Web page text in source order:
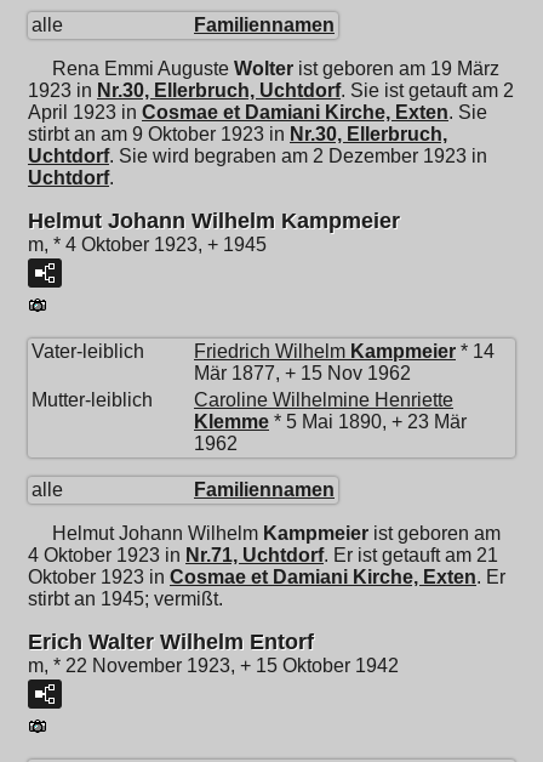
alle Familiennamen
Rena Emmi Auguste Wolter ist geboren am 19 März
1923 in Nr.30, Ellerbruch, Uchtdorf. Sie ist getauft am 2
April 1923 in Cosmae et Damiani Kirche, Exten. Sie
stirbt an am 9 Oktober 1923 in Nr.30, Ellerbruch,
Uchtdorf. Sie wird begraben am 2 Dezember 1923 in
Uchtdorf.
Helmut Johann Wilhelm Kampmeier
m, * 4 Oktober 1923, + 1945
Vater-leiblich Friedrich Wilhelm Kampmeier * 14
Mär 1877, + 15 Nov 1962
Mutter-leiblich
Caroline Wilhelmine Henriette
Klemme * 5 Mai 1890, + 23 Mär
1962
alle Familiennamen
Helmut Johann Wilhelm Kampmeier ist geboren am
4 Oktober 1923 in Nr.71, Uchtdorf. Er ist getauft am 21
Oktober 1923 in Cosmae et Damiani Kirche, Exten. Er
stirbt an 1945; vermißt.
Erich Walter Wilhelm Entorf
m, * 22 November 1923, + 15 Oktober 1942